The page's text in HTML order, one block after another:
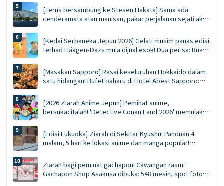
Belah Bawah Tanah Tenjin | Makanan, membeli-belah dan
cenderamata serentak
[Terus bersambung ke Stesen Hakata] Sama ada
cenderamata atau manisan, pakar perjalanan sejati akan
Muktamad MING (Edisi 2026)
[Kedai Serbaneka Jepun 2026] Gelati musim panas edisi
terhad Häagen-Dazs mula dijual esok! Dua perisa: Buah
[Masakan Sapporo] Rasai keseluruhan Hokkaido dalam
satu hidangan! Bufet baharu di Hotel Abest Sapporo:
dan kari sup GARAKU
[2026 Ziarah Anime Jepun] Peminat anime,
bersukacitalah! 'Detective Conan Land 2026' memulakan
dagangan baharu, sesi bergambar watak, dan panduan
praktikal untuk tempahan pengangkutan ✨
[Edisi Fukuoka] Ziarah di Sekitar Kyushu! Panduan 4
malam, 5 hari ke lokasi anime dan manga popular!
Ziarah bagi peminat gachapon! Cawangan rasmi
Gachapon Shop Asakusa dibuka: 548 mesin, spot foto